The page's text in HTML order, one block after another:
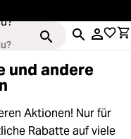
und andere
Aktionen! Nur für
Rabatte auf viele